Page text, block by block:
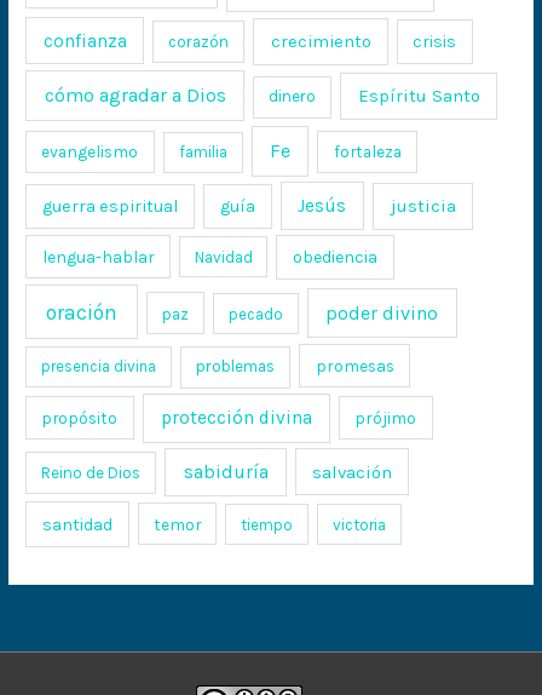
confianza corazón crecimiento crisis
cómo agradar a Dios dinero Espíritu Santo
evangelismo familia Fe fortaleza
guerra espiritual guía Jesús justicia
lengua-hablar Navidad obediencia
oración paz pecado poder divino
presencia divina problemas promesas
propósito protección divina prójimo
Reino de Dios sabiduría salvación
santidad temor tiempo victoria